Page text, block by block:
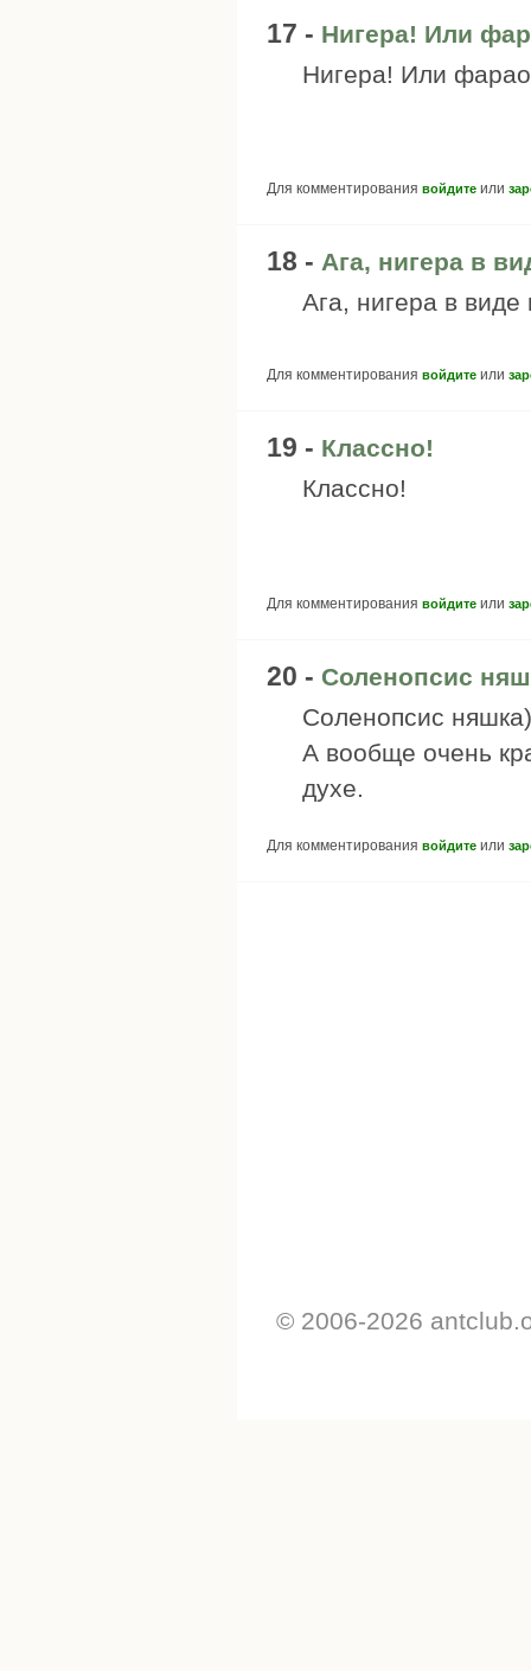
17 - Нигера! Или
Нигера! Или
Для комментирования войдите или
18 - Ага, нигера в
Ага, нигера в
Для комментирования войдите или
19 - Классно!
Классно!
Для комментирования войдите или
20 - Соленопсис
Соленопсис няшка)
А вообще очень
духе.
Для комментирования войдите или
© 2006-2026